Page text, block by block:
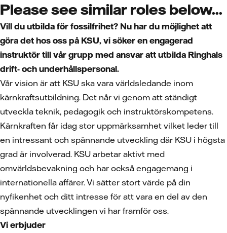
Please see similar roles below...
Vill du utbilda för fossilfrihet? Nu har du möjlighet att
göra det hos oss på KSU, vi söker en engagerad
instruktör till vår grupp med ansvar att utbilda Ringhals
drift- och underhållspersonal.
Vår vision är att KSU ska vara världsledande inom
kärnkraftsutbildning. Det når vi genom att ständigt
utveckla teknik, pedagogik och instruktörskompetens.
Kärnkraften får idag stor uppmärksamhet vilket leder till
en intressant och spännande utveckling där KSU i högsta
grad är involverad. KSU arbetar aktivt med
omvärldsbevakning och har också engagemang i
internationella affärer. Vi sätter stort värde på din
nyfikenhet och ditt intresse för att vara en del av den
spännande utvecklingen vi har framför oss.
Vi erbjuder